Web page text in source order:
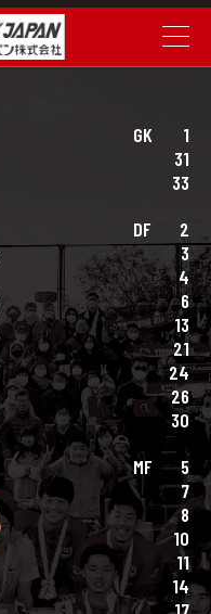
GK
1
31
33
DF
2
3
4
6
13
21
24
26
30
MF
5
7
8
10
11
14